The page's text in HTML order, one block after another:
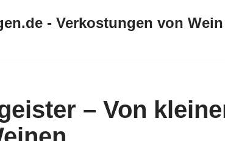
- Verkostungen von Wein
– Von